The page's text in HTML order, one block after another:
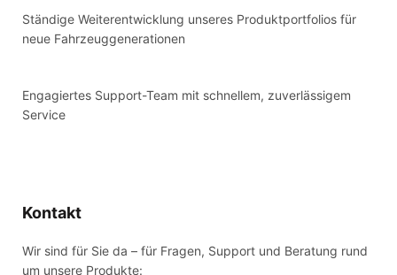
Ständige Weiterentwicklung unseres Produktportfolios für
neue Fahrzeuggenerationen
Engagiertes Support-Team mit schnellem, zuverlässigem
Service
Kontakt
Wir sind für Sie da – für Fragen, Support und Beratung rund
um unsere Produkte: